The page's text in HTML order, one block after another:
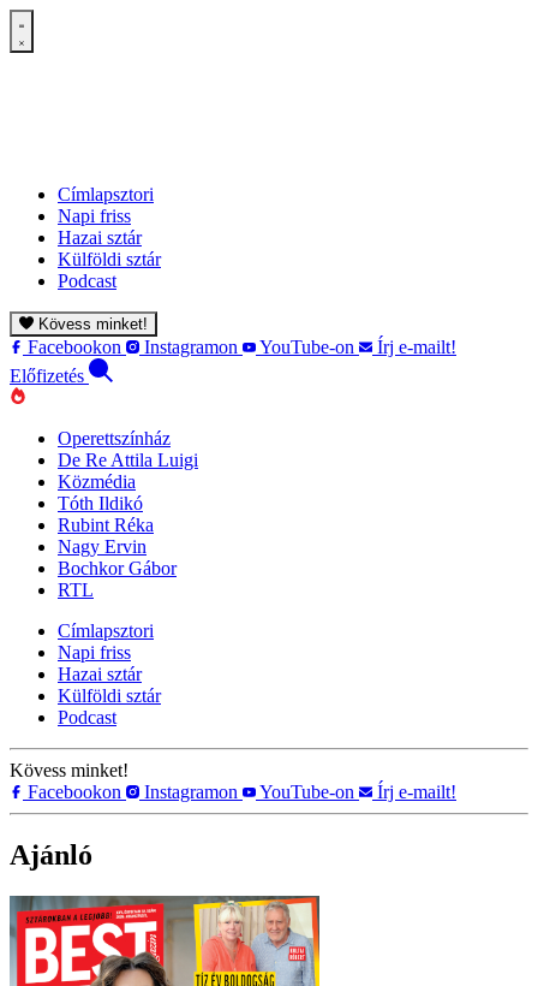
Címlapsztori
Napi friss
Hazai sztár
Külföldi sztár
Podcast
Kövess minket!
Facebookon Instagramon YouTube-on
Írj e-mailt!
Előfizetés
Operettszínház
De Re Attila Luigi
Közmédia
Tóth Ildikó
Rubint Réka
Nagy Ervin
Bochkor Gábor
RTL
Címlapsztori
Napi friss
Hazai sztár
Külföldi sztár
Podcast
Kövess minket!
Facebookon
Instagramon YouTube-on Írj e-mailt!
Ajánló